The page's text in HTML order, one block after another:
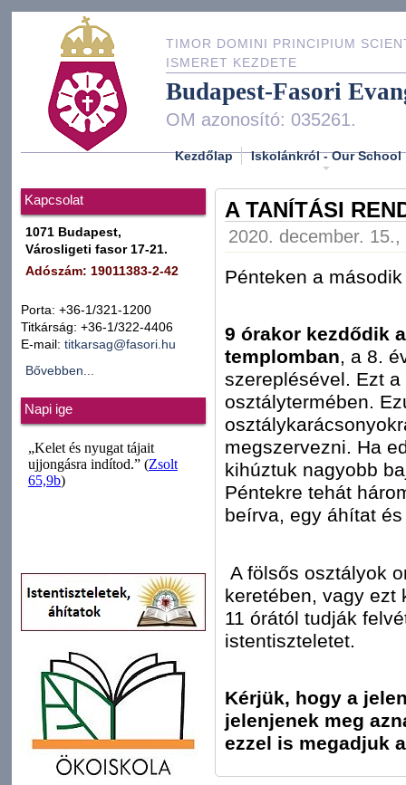
TIMOR DOMINI PRINCIPIUM
ISMERET KEZDETE
Budapest-Fasori
OM azonosító: 035261.
Kezdőlap Iskolánkról - Our School
Kapcsolat
1071 Budapest,
Városligeti fasor 17-21.
Adószám: 19011383-2-42
Porta: +36-1/321-1200
Titkárság: +36-1/322-4406
E-mail: titkarsag@fasori.hu
Bővebben...
Napi ige
A TANÍTÁSI
2020. december.
Pénteken a
9 órakor kezdődik
templomban, a 8.
szereplésével. Ezt
osztálytermében.
megszervezni. Ha
kihúztuk nagyobb
Péntekre tehát
beírva, egy áhítat
A fölsős osztályok
keretében, vagy ezt
11 órától tudják
istentiszteletet.
Kérjük, hogy a
jelenjenek meg
ezzel is megadjuk